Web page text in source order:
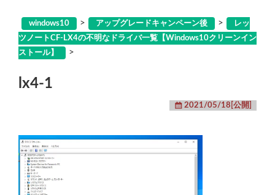
windows10 > アップグレードキャンペーン後 >
レッ
ツノートCF-LX4の不明なドライバ一覧【Windows10クリーンイン
ストール】
>
lx4-1
2021/05/18[公開]